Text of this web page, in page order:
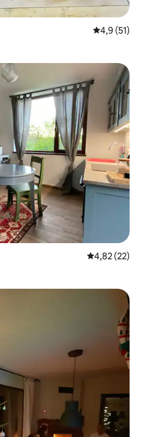
4,9 (51)
Classificação
4,82 (22)